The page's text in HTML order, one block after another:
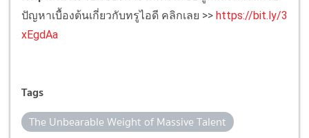
ปัญหาเบื้องต้นเกี่ยวกับทรูไอดี คลิกเลย >> https://bit.ly/3
xEgdAa
Tags
The Unbearable Weight of Massive Talent